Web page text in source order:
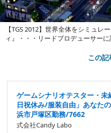
【TGS 2012】世界全体をシミュレ
ィ』・・・リードプロデューサーに
この
ゲームシナリオテスター・
日祝休み/服装自由」あなた
浜市戸塚区勤務/7662
式会社Candy Labo